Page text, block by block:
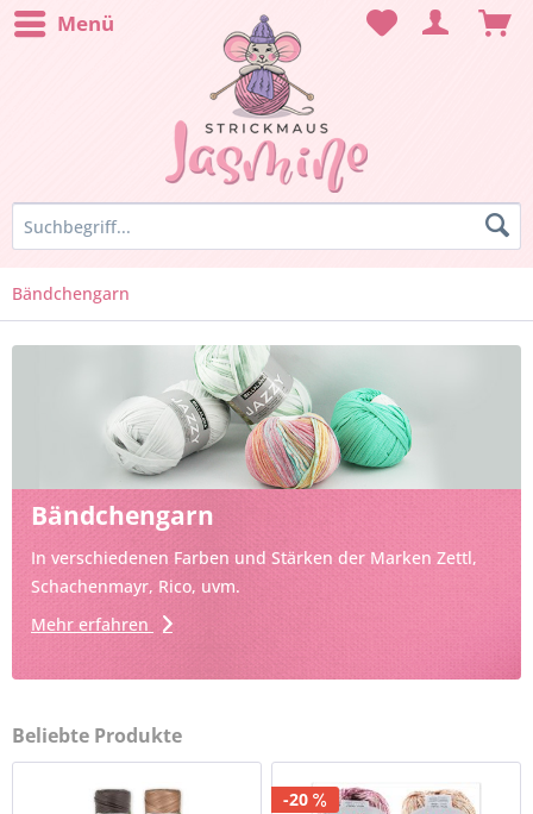
Menü
Bändchengarn
Bändchengarn
In verschiedenen Farben und Stärken der Marken Zettl,
Schachenmayr, Rico, uvm.
Mehr erfahren
Beliebte Produkte
-20